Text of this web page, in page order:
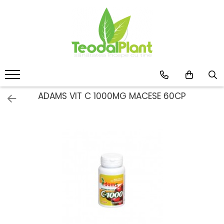
SUPLIMENTE ARTICULATII
SUPLIMENTE TONICE
CREME ANTIINFLAMATOARE-
CIRCULAȚIE
SUPLIMENTE CARDIO VASCULARE
HEPATOPROTECTOARE-BILA
ADAMS VIT C 1000MG MACESE 60CP